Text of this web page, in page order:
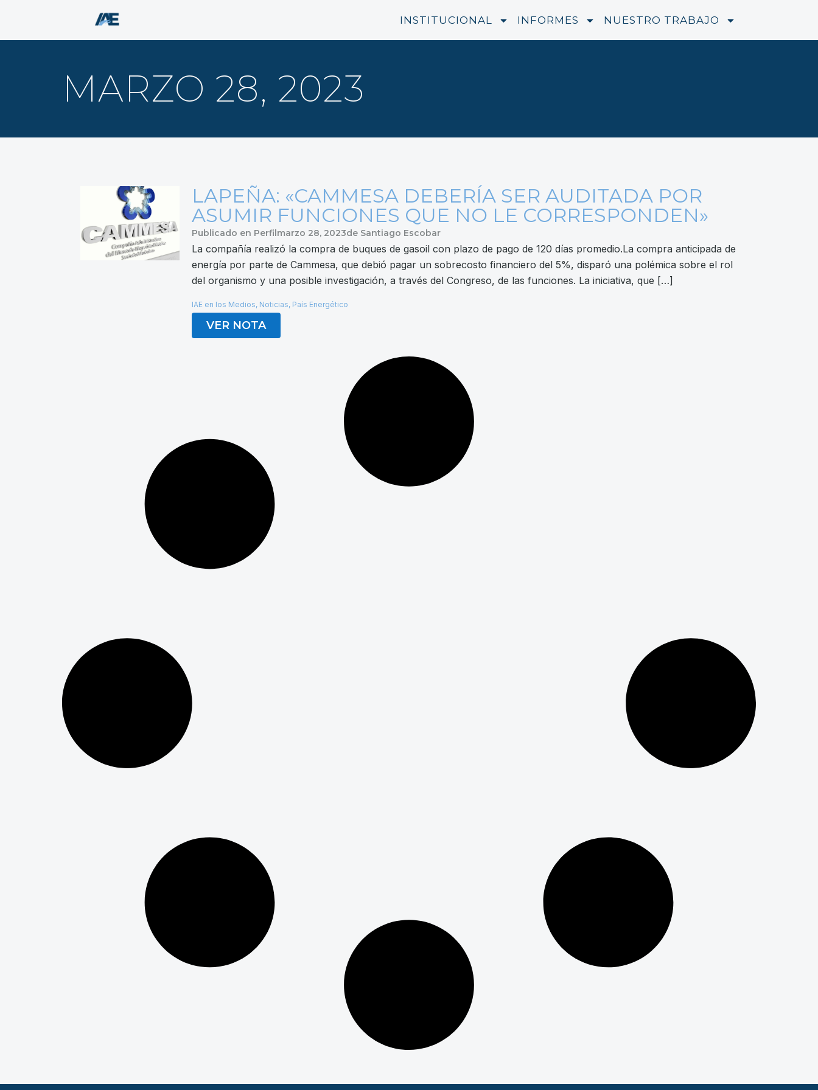
INSTITUCIONAL INFORMES NUESTRO TRABAJO
MARZO 28, 2023
LAPEÑA: «CAMMESA DEBERÍA SER AUDITADA POR
ASUMIR FUNCIONES QUE NO LE CORRESPONDEN»
Publicado en Perfilmarzo 28, 2023de Santiago Escobar
La compañía realizó la compra de buques de gasoil con plazo de pago de 120 días promedio.La compra anticipada de
energía por parte de Cammesa, que debió pagar un sobrecosto financiero del 5%, disparó una polémica sobre el rol
del organismo y una posible investigación, a través del Congreso, de las funciones. La iniciativa, que […]
IAE en los Medios, Noticias, País Energético
VER NOTA